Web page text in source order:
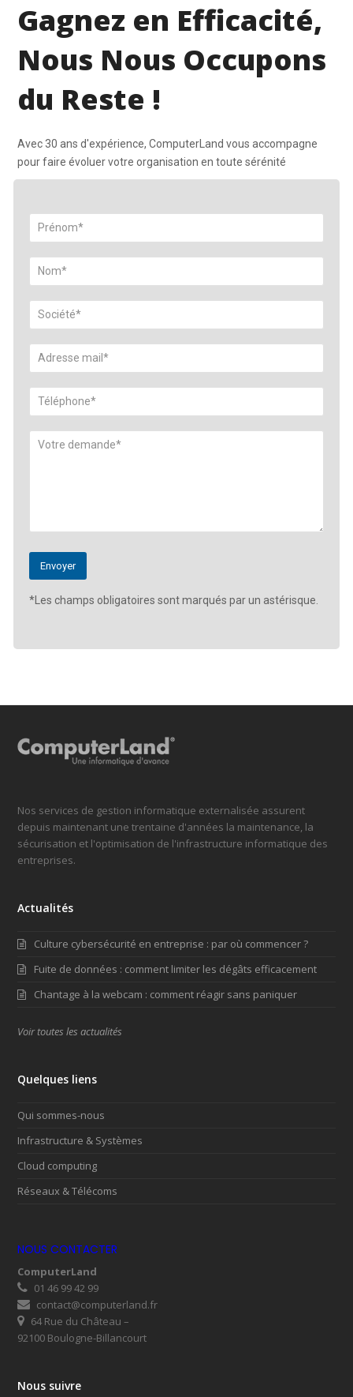
Gagnez en Efficacité,
Nous Nous Occupons
du Reste !
Avec 30 ans d'expérience, ComputerLand vous accompagne
pour faire évoluer votre organisation en toute sérénité
*Les champs obligatoires sont marqués par un astérisque.
Nos services de gestion informatique externalisée assurent
depuis maintenant une trentaine d'années la maintenance, la
sécurisation et l'optimisation de l'infrastructure informatique des
entreprises.
Actualités
Culture cybersécurité en entreprise : par où commencer ?
Fuite de données : comment limiter les dégâts efficacement
Chantage à la webcam : comment réagir sans paniquer
Voir toutes les actualités
Quelques liens
Qui sommes-nous
Infrastructure & Systèmes
Cloud computing
Réseaux & Télécoms
NOUS CONTACTER
ComputerLand
01 46 99 42 99
contact@computerland.fr
64 Rue du Château –
92100 Boulogne-Billancourt
Nous suivre